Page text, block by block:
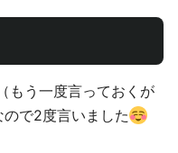
もう一度言っておくが
で2度言いました